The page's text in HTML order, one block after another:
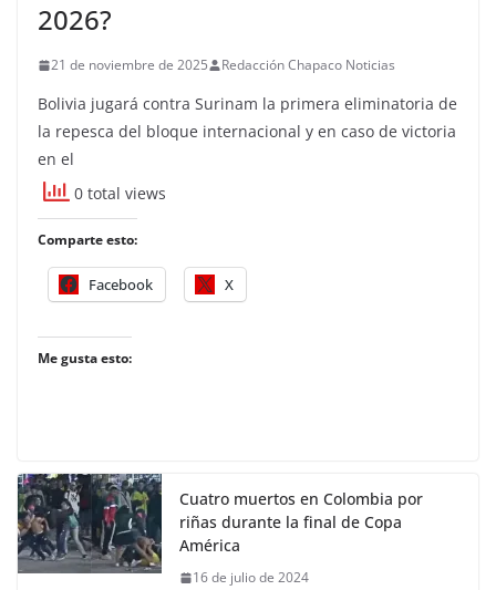
2026?
21 de noviembre de 2025 Redacción Chapaco Noticias
Bolivia jugará contra Surinam la primera eliminatoria de
la repesca del bloque internacional y en caso de victoria
en el
0 total views
Comparte esto:
Facebook X
Me gusta esto:
Cuatro muertos en Colombia por
riñas durante la final de Copa
América
16 de julio de 2024